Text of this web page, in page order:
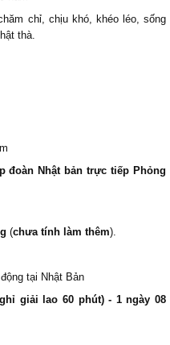
chỉ, chịu khó, khéo léo, sống
thà.
đoàn Nhật bản trực tiếp Phỏng
(chưa tính làm thêm).
tại Nhật Bản
giải lao 60 phút) - 1 ngày 08